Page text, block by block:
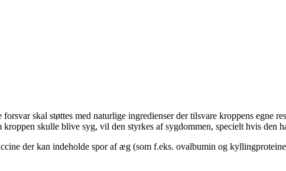
skal støttes med naturlige ingredienser der tilsvare kroppens egne
skulle blive syg, vil den styrkes af sygdommen, specielt hvis den
der kan indeholde spor af æg (som f.eks. ovalbumin og